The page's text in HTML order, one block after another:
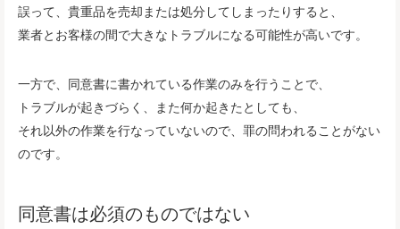
誤って、貴重品を売却または処分してしまったりすると、
業者とお客様の間で大きなトラブルになる可能性が高いです。
一方で、同意書に書かれている作業のみを行うことで、
トラブルが起きづらく、また何か起きたとしても、
それ以外の作業を行なっていないので、罪の問われることがない
のです。
同意書は必須のものではない